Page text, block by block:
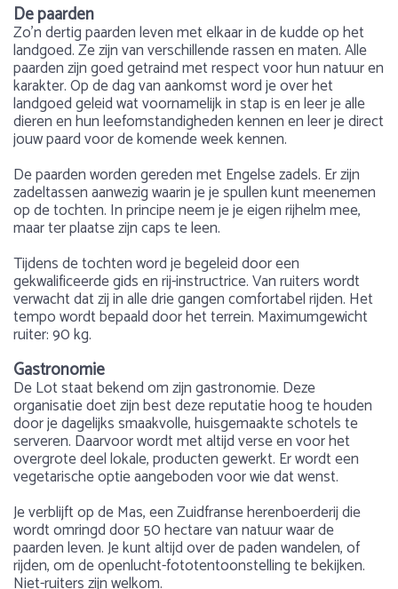
De paarden
Zo’n dertig paarden leven met elkaar in de kudde op het
landgoed. Ze zijn van verschillende rassen en maten. Alle
paarden zijn goed getraind met respect voor hun natuur en
karakter. Op de dag van aankomst word je over het
landgoed geleid wat voornamelijk in stap is en leer je alle
dieren en hun leefomstandigheden kennen en leer je direct
jouw paard voor de komende week kennen.
De paarden worden gereden met Engelse zadels. Er zijn
zadeltassen aanwezig waarin je je spullen kunt meenemen
op de tochten. In principe neem je je eigen rijhelm mee,
maar ter plaatse zijn caps te leen.
Tijdens de tochten word je begeleid door een
gekwalificeerde gids en rij-instructrice. Van ruiters wordt
verwacht dat zij in alle drie gangen comfortabel rijden. Het
tempo wordt bepaald door het terrein. Maximumgewicht
ruiter: 90 kg.
Gastronomie
De Lot staat bekend om zijn gastronomie. Deze
organisatie doet zijn best deze reputatie hoog te houden
door je dagelijks smaakvolle, huisgemaakte schotels te
serveren. Daarvoor wordt met altijd verse en voor het
overgrote deel lokale, producten gewerkt. Er wordt een
vegetarische optie aangeboden voor wie dat wenst.
Je verblijft op de Mas, een Zuidfranse herenboerderij die
wordt omringd door 50 hectare van natuur waar de
paarden leven. Je kunt altijd over de paden wandelen, of
rijden, om de openlucht-fototentoonstelling te bekijken.
Niet-ruiters zijn welkom.